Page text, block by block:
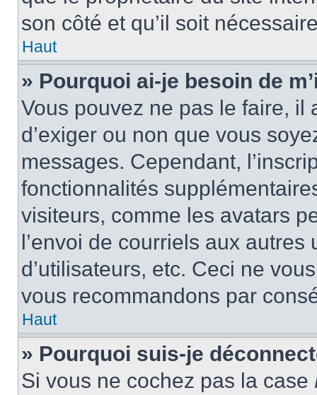
son côté et qu’il soit
Haut
» Pourquoi ai-je besoin de
Vous pouvez ne pas le faire, il
d’exiger ou non que vous
messages. Cependant,
fonctionnalités
visiteurs, comme les avatars
l’envoi de courriels aux
d’utilisateurs, etc. Ceci ne
vous recommandons par
Haut
» Pourquoi suis-je
Si vous ne cochez pas la case